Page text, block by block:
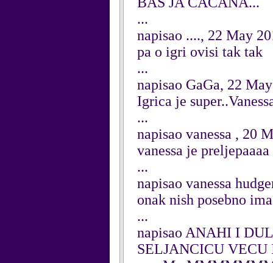
...
napisao ...., 22 May
pa o igri ovisi tak tak
...
napisao GaGa, 22
Igrica je
...
napisao vanessa , 20
vanessa je
...
napisao vanessa
onak nish posebno
...
napisao ANAHI I
SELJANCICU